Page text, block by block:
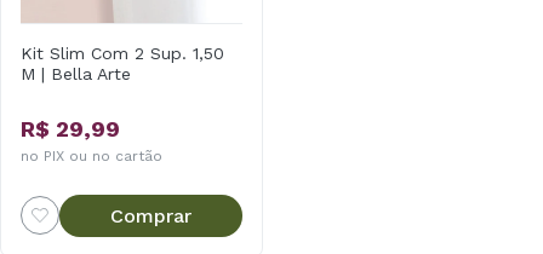
Kit Slim Com 2 Sup. 1,50
M | Bella Arte
R$ 29,99
no PIX ou no cartão
Comprar